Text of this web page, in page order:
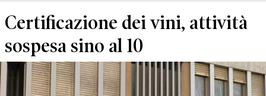
Certificazione dei vini, attività
sospesa sino al 10